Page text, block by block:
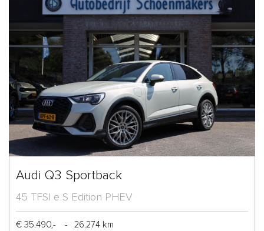
Audi Q3 Sportback
45 TFSI e S Edition PHEV
€ 35.490,- -
26.274 km